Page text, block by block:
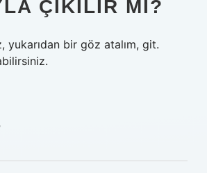
ÇIKILIR MI?
yukarıdan bir göz atalım, git.